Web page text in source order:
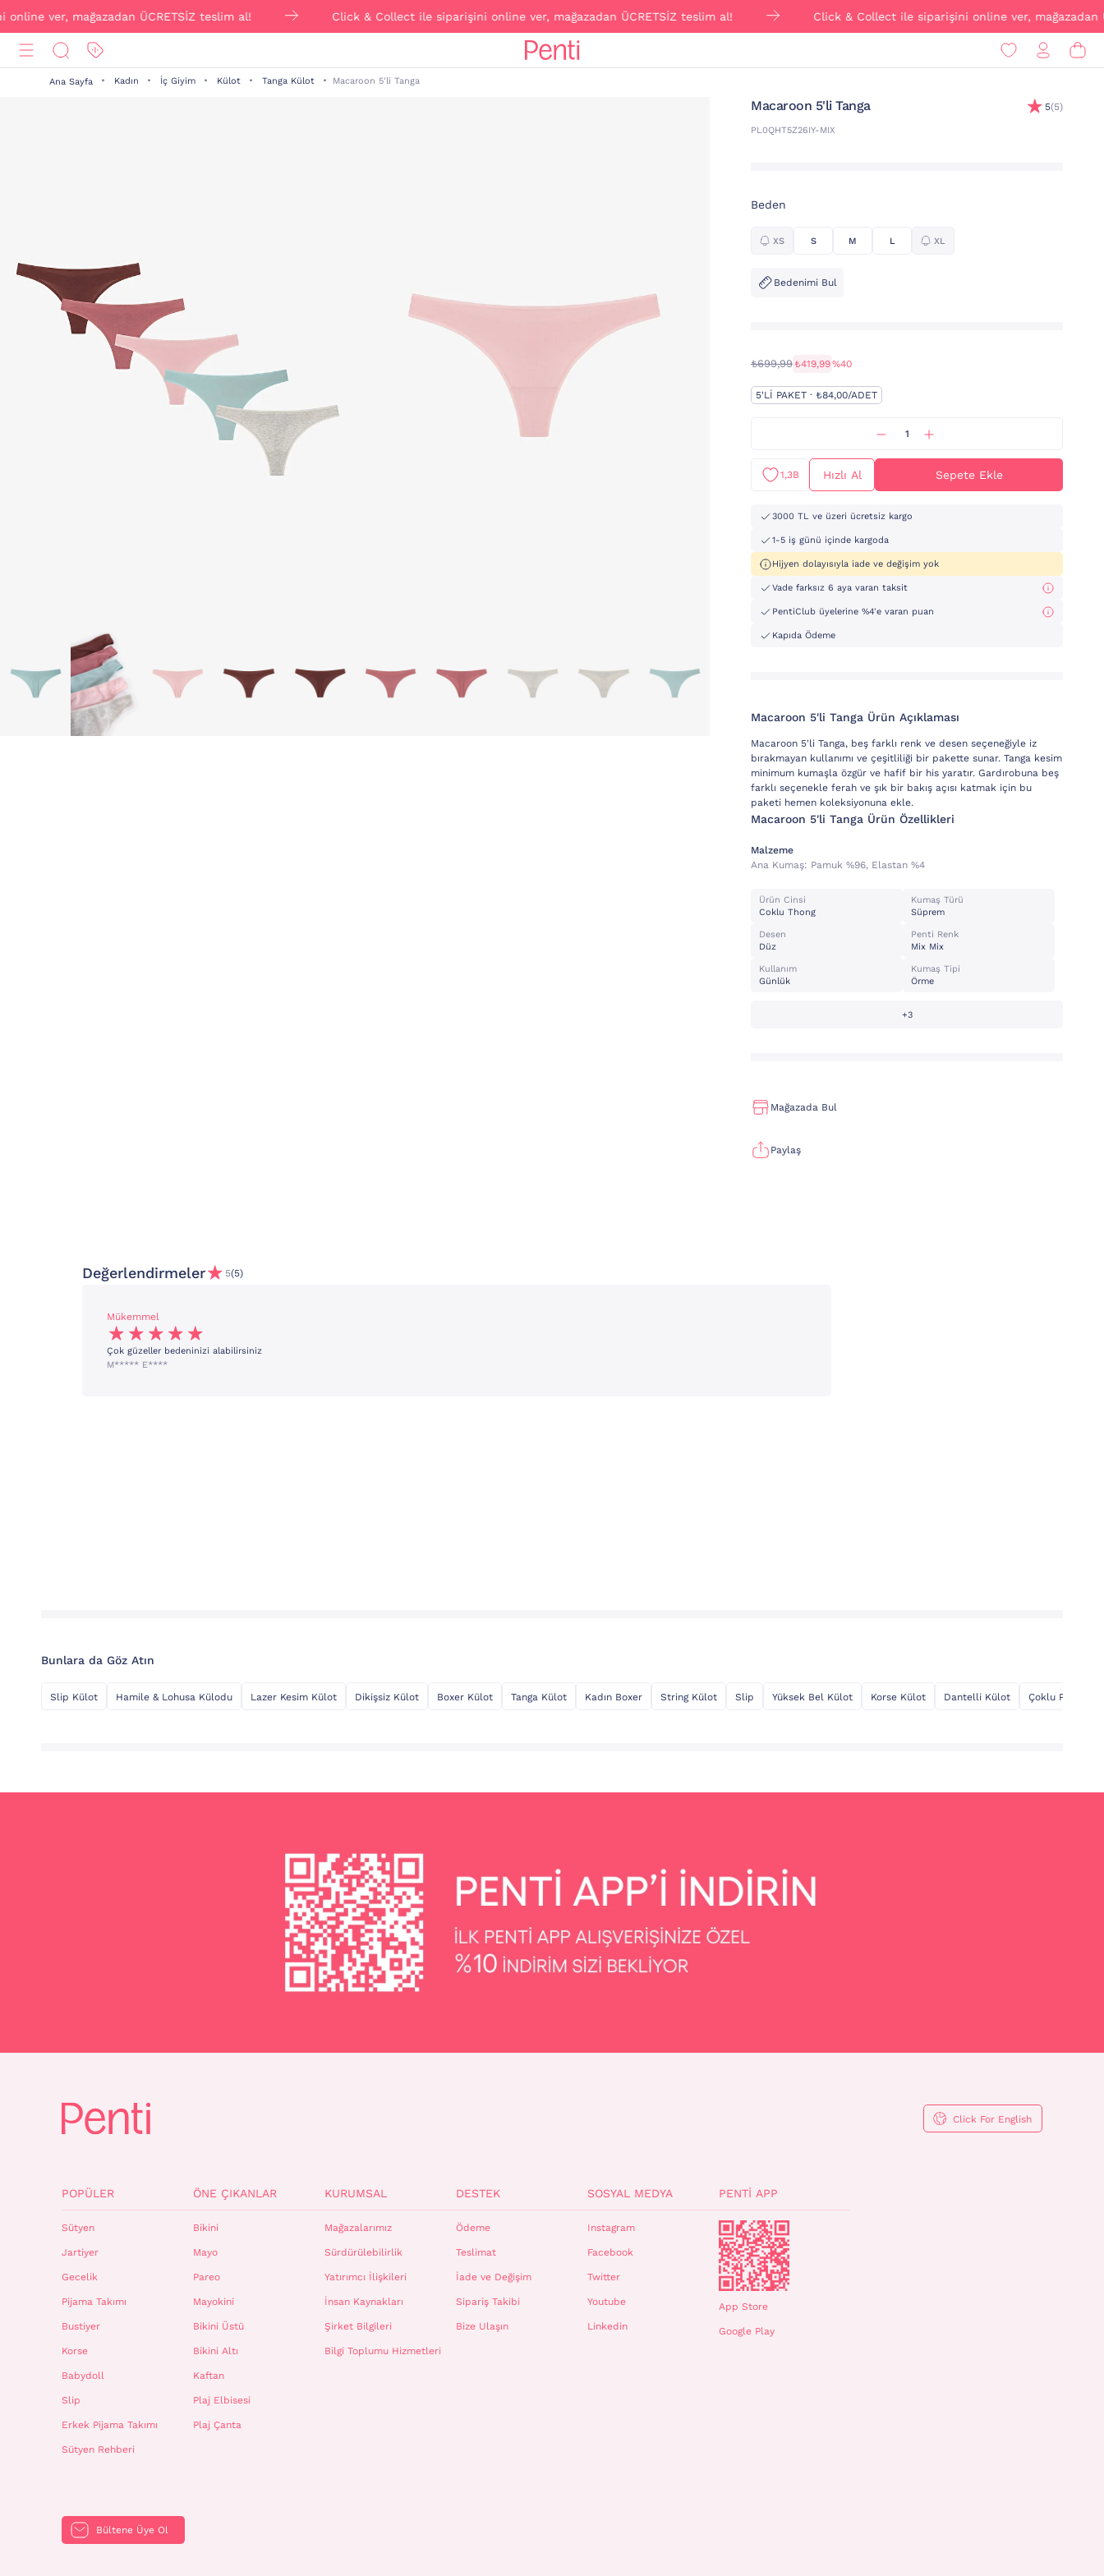
ver, mağazadan ÜCRETSİZ teslim al! Click & Collect ile siparişini online ver, mağazadan ÜCRETSİZ teslim al! Click & Collect ile siparişini online ver, mağazadan
Ana Sayfa Kadın İç Giyim Külot Tanga Külot Macaroon 5'li Tanga
Macaroon 5'li Tanga
PL0QHT5Z26IY-MIX
5(5)
Beden
XS S M L XL
Bedenimi Bul
₺699,99 ₺419,99%40
5'LI PAKET · ₺84,00/ADET
1,3B Hızlı Al Sepete Ekle
3000 TL ve üzeri ücretsiz kargo
1-5 iş günü içinde kargoda
Hijyen dolayısıyla iade ve değişim yok
Vade farksız 6 aya varan taksit
PentiClub üyelerine %4'e varan puan
Kapıda Ödeme
Macaroon 5'li Tanga Ürün Açıklaması
Macaroon 5'li Tanga, beş farklı renk ve desen seçeneğiyle iz
bırakmayan kullanımı ve çeşitliliği bir pakette sunar. Tanga kesim
minimum kumaşla özgür ve hafif bir his yaratır. Gardırobuna beş
farklı seçenekle ferah ve şık bir bakış açısı katmak için bu
paketi hemen koleksiyonuna ekle.
Macaroon 5'li Tanga Ürün Özellikleri
Malzeme
Ana Kumaş: Pamuk %96, Elastan %4
Ürün Cinsi
Coklu Thong
Kumaş Türü
Süprem
Desen
Düz
Penti Renk
Mix Mix
Kullanım
Günlük
Kumaş Tipi
Örme
+3
Mağazada Bul
Paylaş
Değerlendirmeler 5(5)
Mükemmel
Çok güzeller bedeninizi alabilirsiniz
M***** E****
Bunlara da Göz Atın
Slip Külot Hamile & Lohusa Külodu Lazer Kesim Külot Dikişsiz Külot Boxer Külot Tanga Külot Kadın Boxer String Külot Slip Yüksek Bel Külot Korse Külot Dantelli Külot Çoklu Paket
Click For English
POPÜLER
Sütyen
Jartiyer
Gecelik
Pijama Takımı
Bustiyer
Korse
Babydoll
Slip
Erkek Pijama Takımı
Sütyen Rehberi
ÖNE ÇIKANLAR
Bikini
Mayo
Pareo
Mayokini
Bikini Üstü
Bikini Altı
Kaftan
Plaj Elbisesi
Plaj Çanta
KURUMSAL
Mağazalarımız
Sürdürülebilirlik
Yatırımcı İlişkileri
İnsan Kaynakları
Şirket Bilgileri
Bilgi Toplumu Hizmetleri
DESTEK
Ödeme
Teslimat
İade ve Değişim
Sipariş Takibi
Bize Ulaşın
SOSYAL MEDYA
Instagram
Facebook
Twitter
Youtube
Linkedin
PENTI APP
App Store
Google Play
Bültene Üye Ol